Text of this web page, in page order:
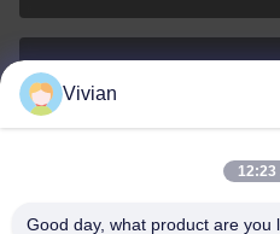
Vivian
12:23
Good day, what product are you